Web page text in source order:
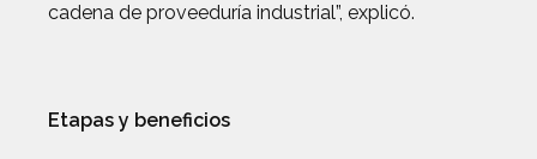
cadena de proveeduría industrial”, explicó.
Etapas y beneficios